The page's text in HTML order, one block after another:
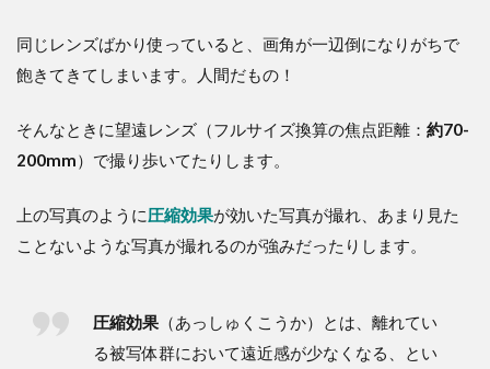
同じレンズばかり使っていると、画角が一辺倒になりがちで
飽きてきてしまいます。人間だもの！
そんなときに望遠レンズ（フルサイズ換算の焦点距離： 約70-
200mm）で撮り歩いてたりします。
上の写真のように圧縮効果が効いた写真が撮れ、あまり見た
ことないような写真が撮れるのが強みだったりします。
圧縮効果 （あっしゅくこうか）とは、離れてい
る被写体群において遠近感が少なくなる、とい